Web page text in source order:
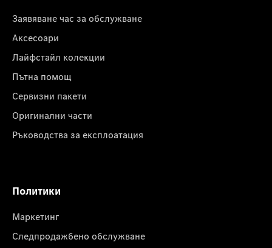
Заявяване час за обслужване
Аксесоари
Лайфстайл колекции
Пътна помощ
Сервизни пакети
Оригинални части
Ръководства за експлоатация
Политики
Маркетинг
Следпродажбено обслужване